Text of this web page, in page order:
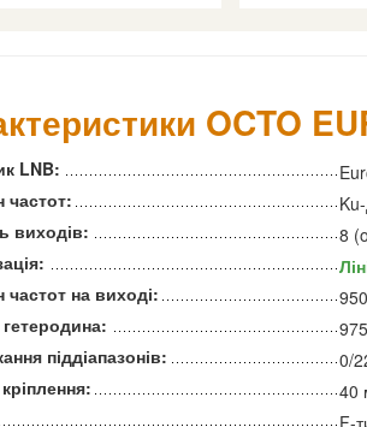
OCTO
LNB:
частот:
виходів:
8
частот на виході:
піддіапазонів:
0/
40